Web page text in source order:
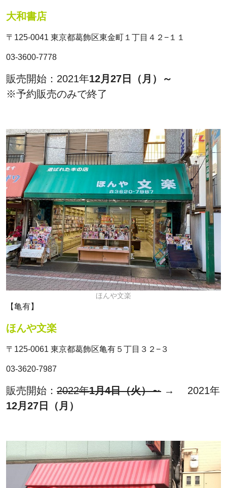
大和書店
〒125-0041 東京都葛飾区東金町１丁目４２−１１
03-3600-7778
販売開始：2021年12月27日（月）～
※予約販売のみで終了
ほんや文楽
【亀有】
ほんや文楽
〒125-0061 東京都葛飾区亀有５丁目３２−３
03-3620-7987
販売開始： 2022年1月4日（火）～ → 2021年
12月27日（月）